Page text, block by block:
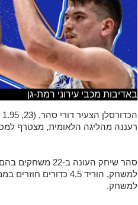
באדיבות מכבי עירוני רמת-גן
רעננה מהליגה הלאומית, מצטרף
למשחק.